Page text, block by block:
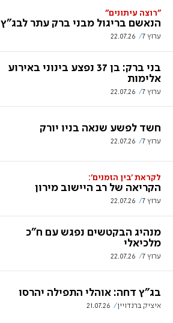
"רוצה עיתונים"
הנאשם בריגול מבני ברק עתר לבג"ץ
ערוץ 7 22.07.26
בני ברק: בן 37 נפצע בינוני באירוע
אלימות
ערוץ 7 22.07.26
חשד לפשע שנאה בניו יורק
ערוץ 7 22.07.26
לקראת 'בין הזמנים':
הקריאה של רב היישוב מירון
ערוץ 7 22.07.26
מנהיג הבקטשים נפגש עם ח"כ
מלכיאלי
ערוץ 7 22.07.26
בג"ץ דחה: אוהלי התפילה יהרסו
איציק ברנדויין 21.07.26